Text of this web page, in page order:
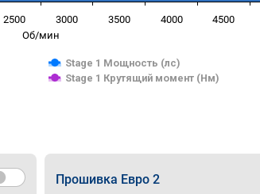
Об/мин
Stage 1 Мощность (лс)
Stage 1 Крутящий момент (Нм)
2500 3000 3500 4000 4500
Прошивка Евро 2